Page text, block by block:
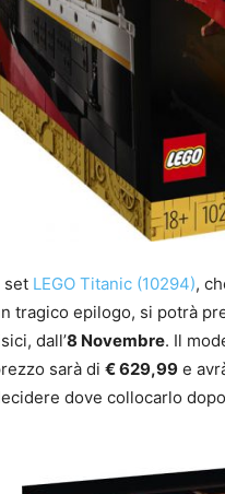
set LEGO Titanic (10294),
tragico epilogo, si potrà
dall’8 Novembre. Il
sarà di € 629,99 e
dove collocarlo